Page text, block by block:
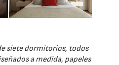
siete dormitorios, todos
a medida, papeles